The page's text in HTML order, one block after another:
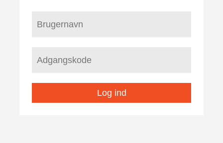
Log ind